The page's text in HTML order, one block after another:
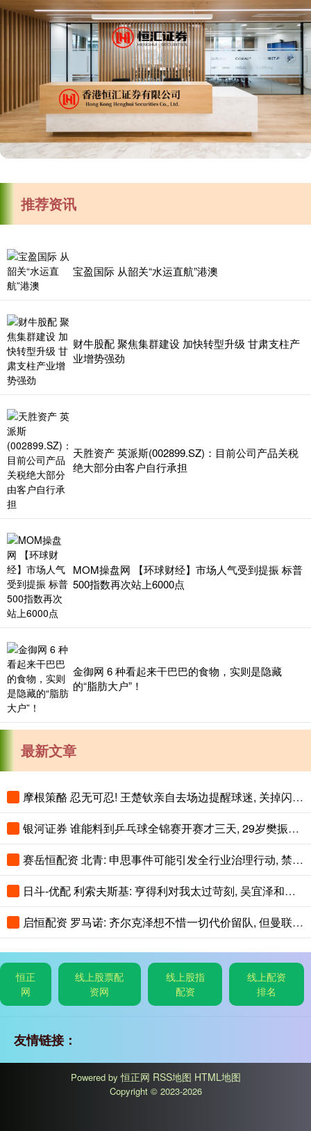
推荐资讯
宝盈国际 从韶关“水运直航”港澳
财牛股配 聚焦集群建设 加快转型升级 甘肃支柱产
业增势强劲
天胜资产 英派斯(002899.SZ)：目前公司产品关税
绝大部分由客户自行承担
MOM操盘网 【环球财经】市场人气受到提振 标普
500指数再次站上6000点
金御网 6 种看起来干巴巴的食物，实则是隐藏
的“脂肪大户”！
最新文章
摩根策酪 忍无可忍! 王楚钦亲自去场边提醒球迷, 关掉闪光灯!
银河证券 谁能料到乒乓球全锦赛开赛才三天, 29岁樊振东意外走红全网
赛岳恒配资 北青: 申思事件可能引发全行业治理行动, 禁业人员再受关注
日斗-优配 利索夫斯基: 亨得利对我太过苛刻, 吴宜泽和赵心童简直不可思议!
启恒配资 罗马诺: 齐尔克泽想不惜一切代价留队, 但曼联可能让他走人
恒正
网
线上股票配
资网
线上股指
配资
线上配资
排名
友情链接：
Powered by恒正网 RSS地图 HTML地图
Copyright © 2023-2026